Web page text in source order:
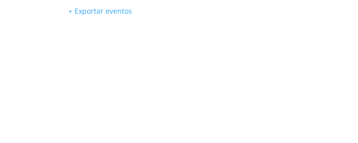
+ Exportar eventos